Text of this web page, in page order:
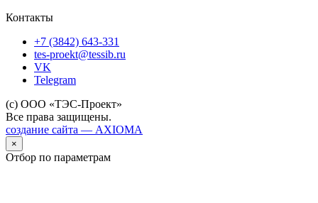
Контакты
+7 (3842) 643-331
tes-proekt@tessib.ru
VK
Telegram
(с) ООО «ТЭС-Проект»
Все права защищены.
создание сайта — AXIOMA
×
Отбор по параметрам